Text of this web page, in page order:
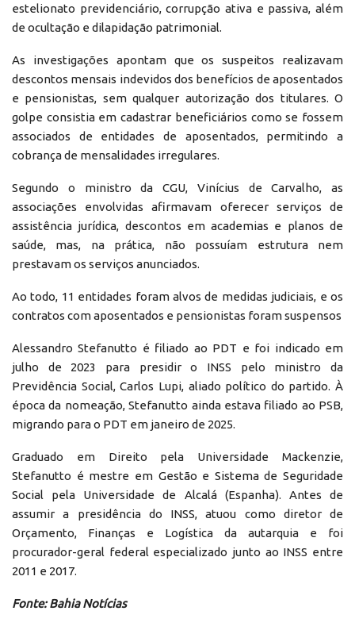
estelionato previdenciário, corrupção ativa e passiva, além
de ocultação e dilapidação patrimonial.
As investigações apontam que os suspeitos realizavam
descontos mensais indevidos dos benefícios de aposentados
e pensionistas, sem qualquer autorização dos titulares. O
golpe consistia em cadastrar beneficiários como se fossem
associados de entidades de aposentados, permitindo a
cobrança de mensalidades irregulares.
Segundo o ministro da CGU, Vinícius de Carvalho, as
associações envolvidas afirmavam oferecer serviços de
assistência jurídica, descontos em academias e planos de
saúde, mas, na prática, não possuíam estrutura nem
prestavam os serviços anunciados.
Ao todo, 11 entidades foram alvos de medidas judiciais, e os
contratos com aposentados e pensionistas foram suspensos
Alessandro Stefanutto é filiado ao PDT e foi indicado em
julho de 2023 para presidir o INSS pelo ministro da
Previdência Social, Carlos Lupi, aliado político do partido. À
época da nomeação, Stefanutto ainda estava filiado ao PSB,
migrando para o PDT em janeiro de 2025.
Graduado em Direito pela Universidade Mackenzie,
Stefanutto é mestre em Gestão e Sistema de Seguridade
Social pela Universidade de Alcalá (Espanha). Antes de
assumir a presidência do INSS, atuou como diretor de
Orçamento, Finanças e Logística da autarquia e foi
procurador-geral federal especializado junto ao INSS entre
2011 e 2017.
Fonte: Bahia Notícias